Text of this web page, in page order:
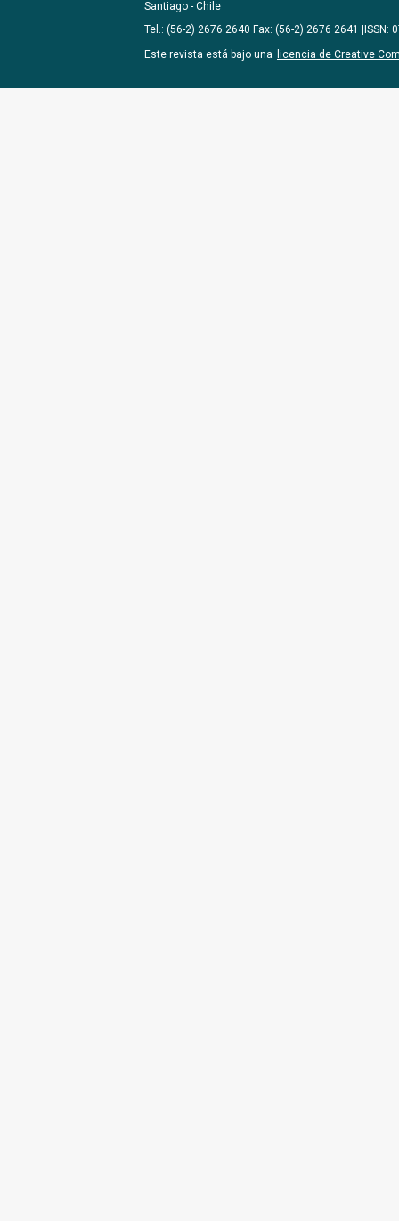
Santiago - Chile
Tel.: (56-2) 2676 2640 Fax: (56-2) 2676 2641 |ISSN:
Este revista está bajo una
licencia de Creative